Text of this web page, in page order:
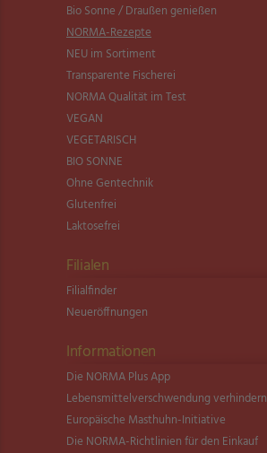
Bio Sonne / Draußen genießen
NORMA-Rezepte
NEU im Sortiment
Transparente Fischerei
NORMA Qualität im Test
VEGAN
VEGETARISCH
BIO SONNE
Ohne Gentechnik
Glutenfrei
Laktosefrei
Filialen
Filialfinder
Neueröffnungen
Informationen
Die NORMA Plus App
Lebensmittel­verschwendung verhindern
Europäische Masthuhn-Initiative
Die NORMA-Richtlinien für den Einkauf